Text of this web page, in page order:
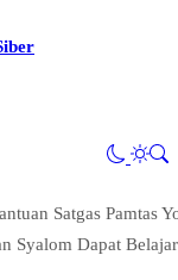
Satgas Pamtas
Syalom Dapat